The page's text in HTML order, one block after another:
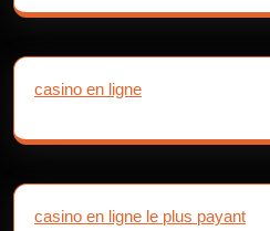
casino en ligne
casino en ligne le plus payant